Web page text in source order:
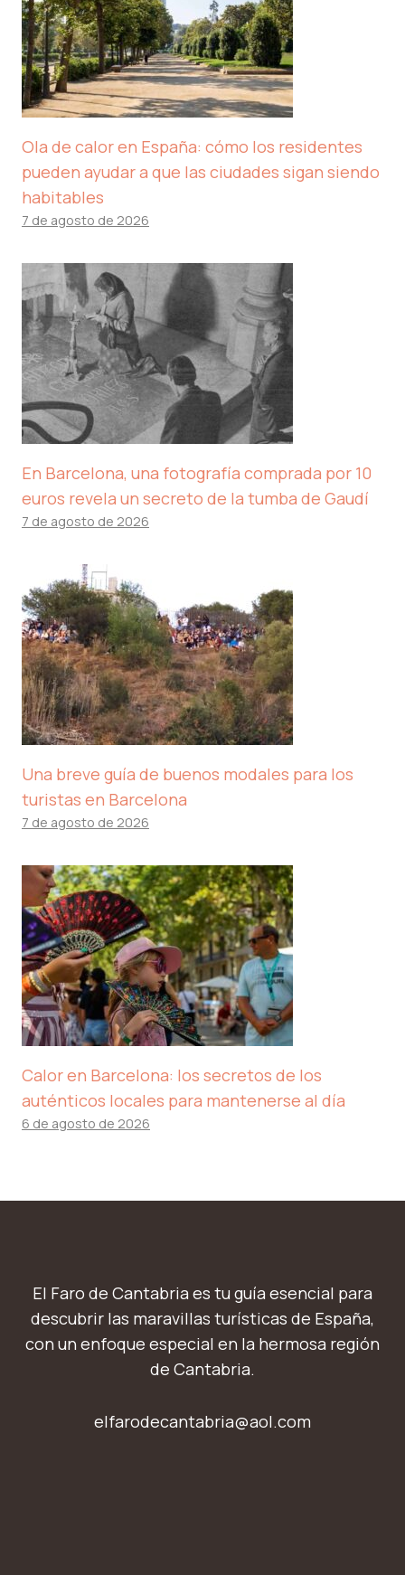
Ola de calor en España: cómo los residentes
pueden ayudar a que las ciudades sigan siendo
habitables
7 de agosto de 2026
En Barcelona, ​​una fotografía comprada por 10
euros revela un secreto de la tumba de Gaudí
7 de agosto de 2026
Una breve guía de buenos modales para los
turistas en Barcelona
7 de agosto de 2026
Calor en Barcelona: los secretos de los
auténticos locales para mantenerse al día
6 de agosto de 2026
El Faro de Cantabria es tu guía esencial para
descubrir las maravillas turísticas de España,
con un enfoque especial en la hermosa región
de Cantabria.
elfarodecantabria@aol.com